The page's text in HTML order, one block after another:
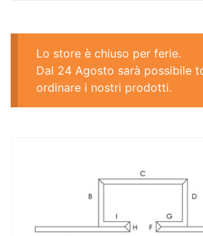
Lo store è chiuso per ferie.
Dal 24 Agosto sarà possibile
ordinare i nostri prodotti.